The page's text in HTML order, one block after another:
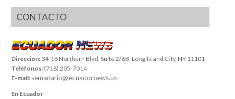
CONTACTO
Dirección: 34-18 Northern Blvd, Suite 2/6B, Long Island City, NY 11101
Teléfonos: (718) 205-7014
E-mail: semanario@ecuadornews.us
En Ecuador